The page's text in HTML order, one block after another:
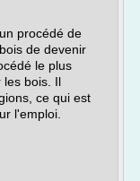
procédé de
de devenir
le plus
les bois. Il
ce qui est
l'emploi.